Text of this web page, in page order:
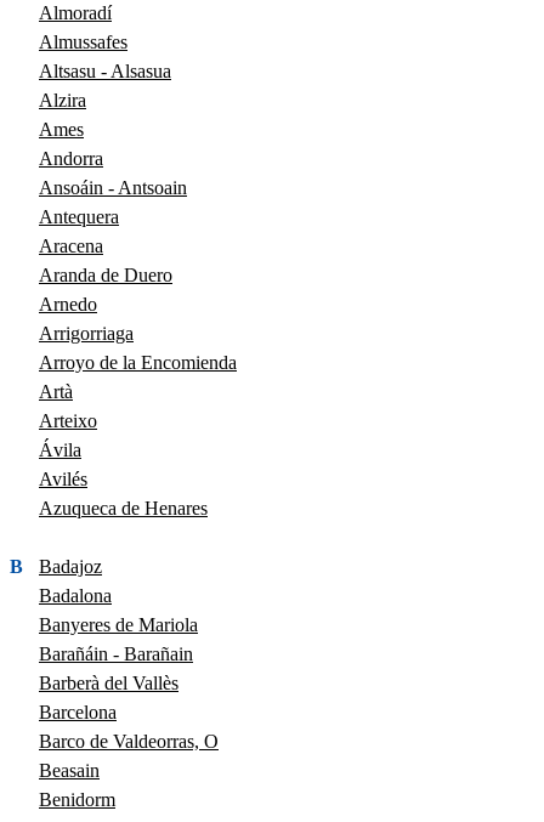
Almoradí
Almussafes
Altsasu - Alsasua
Alzira
Ames
Andorra
Ansoáin - Antsoain
Antequera
Aracena
Aranda de Duero
Arnedo
Arrigorriaga
Arroyo de la Encomienda
Artà
Arteixo
Ávila
Avilés
Azuqueca de Henares
B
Badajoz
Badalona
Banyeres de Mariola
Barañáin - Barañain
Barberà del Vallès
Barcelona
Barco de Valdeorras, O
Beasain
Benidorm